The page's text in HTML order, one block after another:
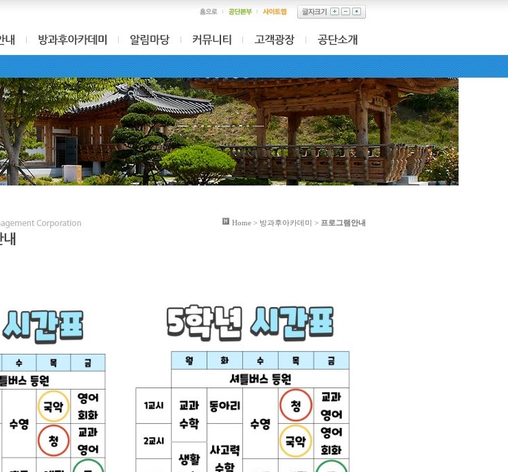
Home > 방과후아카데미 > 프로그램안내